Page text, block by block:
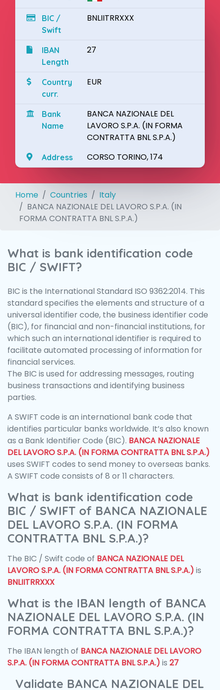
BIC /
Swift
BNLIITRRXXX
IBAN
Length
27
Country
curr.
EUR
Bank
Name
BANCA NAZIONALE DEL
LAVORO S.P.A. (IN FORMA
CONTRATTA BNL S.P.A.)
Address CORSO TORINO, 174
Home Countries
Italy
BANCA NAZIONALE DEL LAVORO S.P.A. (IN
FORMA CONTRATTA BNL S.P.A.)
What is bank identification code
BIC / SWIFT?
BIC is the International Standard ISO 9362:2014. This
standard specifies the elements and structure of a
universal identifier code, the business identifier code
(BIC), for financial and non-financial institutions, for
which such an international identifier is required to
facilitate automated processing of information for
financial services.
The BIC is used for addressing messages, routing
business transactions and identifying business
parties.
A SWIFT code is an international bank code that
identifies particular banks worldwide. It’s also known
as a Bank Identifier Code (BIC). BANCA NAZIONALE
DEL LAVORO S.P.A. (IN FORMA CONTRATTA BNL S.P.A.)
uses SWIFT codes to send money to overseas banks.
A SWIFT code consists of 8 or 11 characters.
What is bank identification code
BIC / SWIFT of BANCA NAZIONALE
DEL LAVORO S.P.A. (IN FORMA
CONTRATTA BNL S.P.A.)?
The BIC / Swift code of BANCA NAZIONALE DEL
LAVORO S.P.A. (IN FORMA CONTRATTA BNL S.P.A.) is
BNLIITRRXXX
What is the IBAN length of BANCA
NAZIONALE DEL LAVORO S.P.A. (IN
FORMA CONTRATTA BNL S.P.A.)?
The IBAN length of BANCA NAZIONALE DEL LAVORO
S.P.A. (IN FORMA CONTRATTA BNL S.P.A.) is 27
Validate BANCA NAZIONALE DEL